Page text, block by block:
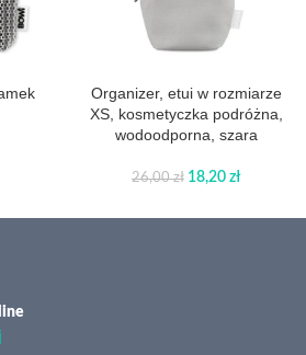
Organizer, etui w rozmiarze
XS, kosmetyczka podróżna,
wodoodporna, szara
26,00zł 18,20 zł